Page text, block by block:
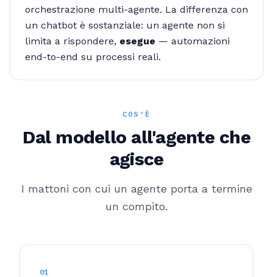
orchestrazione multi-agente. La differenza con
un chatbot è sostanziale: un agente non si
limita a rispondere, esegue — automazioni
end-to-end su processi reali.
COS'È
Dal modello all'agente che
agisce
I mattoni con cui un agente porta a termine
un compito.
01